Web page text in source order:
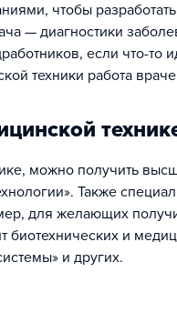
чтобы
— диагностики
если что-
техники работа
можно получить
Также
для желающих
и
и других.